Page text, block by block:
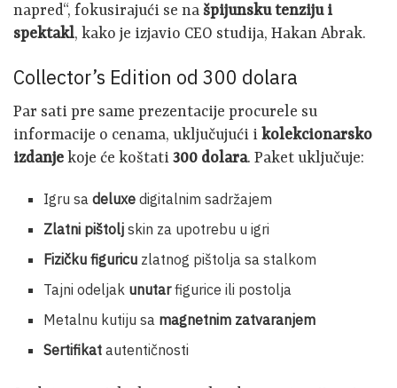
napred“, fokusirajući se na špijunsku tenziju i
spektakl, kako je izjavio CEO studija, Hakan Abrak.
Collector’s Edition od 300 dolara
Par sati pre same prezentacije procurele su
informacije o cenama, uključujući i kolekcionarsko
izdanje koje će koštati 300 dolara. Paket uključuje:
Igru sadeluxe digitalnim sadržajem
Zlatni pištolj skin za upotrebu u igri
Fizičku figuricu zlatnog pištolja sa stalkom
Tajni odeljak unutarfigurice ili postolja
Metalnu kutiju sa magnetnim zatvaranjem
Sertifikat autentičnosti